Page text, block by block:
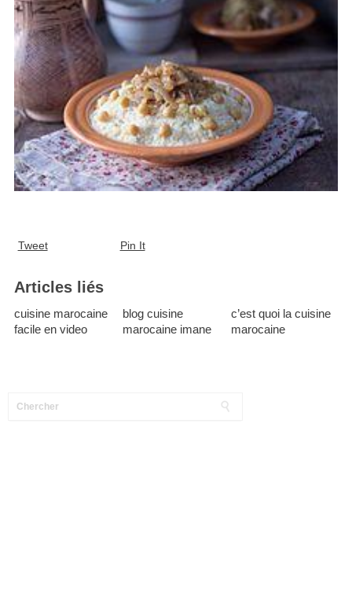
Tweet Pin It
Articles liés
cuisine marocaine
facile en video
blog cuisine
marocaine imane
c’est quoi la cuisine
marocaine